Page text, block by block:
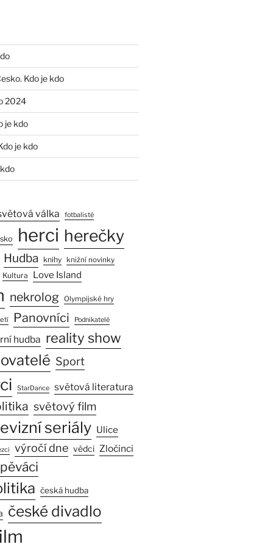
Kdo je kdo
2024
je kdo
je kdo
válka fotbalisté
herci herečky
Hudba knihy knižní novinky
Kultura Love Island
nekrolog Olympijské hry
Panovníci Podnikatelé
hudba reality show
Sport
StarDance světová literatura
světový film
seriály Ulice
výročí dne vědci Zločinci
česká hudba
české divadlo